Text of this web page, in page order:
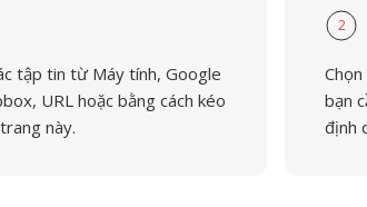
tập tin từ Máy tính, Google
URL hoặc bằng cách kéo
này.
2
bạn
định